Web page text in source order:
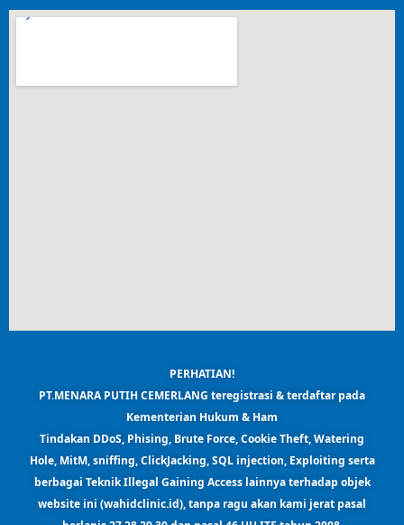
PERHATIAN!
PT.MENARA PUTIH CEMERLANG teregistrasi & terdaftar pada
Kementerian Hukum & Ham
Tindakan DDoS, Phising, Brute Force, Cookie Theft, Watering
Hole, MitM, sniffing, ClickJacking, SQL injection, Exploiting serta
berbagai Teknik Illegal Gaining Access lainnya terhadap objek
website ini (wahidclinic.id),tanpa ragu akan kami jerat pasal